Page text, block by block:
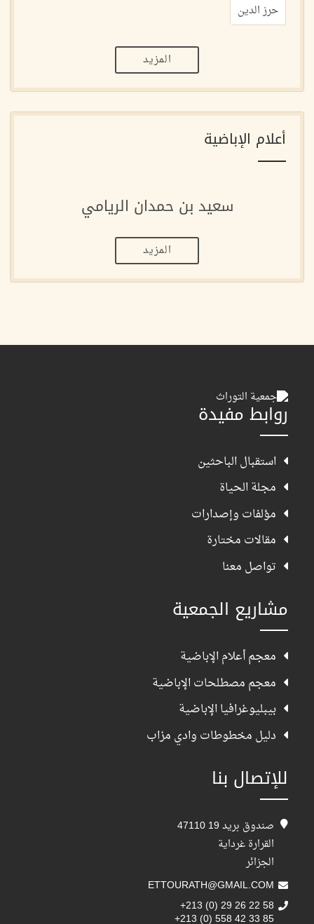
حرز الدين
المزيد
أعلام الإباضية
سعيد بن حمدان الريامي
المزيد
روابط مفيدة
استقبال الباحثين
مجلة الحياة
مؤلفات وإصدارات
مقالات مختارة
تواصل معنا
مشاريع الجمعية
معجم أعلام الإباضية
معجم مصطلحات الإباضية
بيبليوغرافيا الإباضية
دليل مخطوطات وادي مزاب
للإتصال بنا
صندوق بريد 19 47110
القرارة غرداية
الجزائر
ETTOURATH@GMAIL.COM
+213 (0) 29 26 22 58
+213 (0) 558 42 33 85